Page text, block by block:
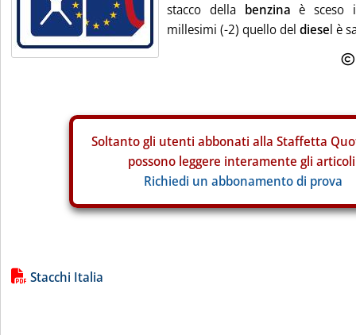
stacco della benzina è sceso
millesimi (-2) quello del diesel è
Soltanto gli utenti abbonati alla Staffetta
possono leggere interamente gli
Richiedi un abbonamento di prova
Lista allegati PDF alla notizia
Stacchi Italia